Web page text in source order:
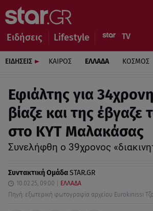
Ειδήσεις Lifestyle
ΕΙΔΗΣΕΙΣ ΚΑΙΡΟΣ ΕΛΛΑΔΑ ΚΟΣΜΟΣ
Εφιάλτης για
βίαζε και της έβγαζε
στο ΚΥΤ Μαλακάσας
Συνελήφθη ο 39χρονος
Συντακτική ΟμάδαSTAR.GR
10.02.25, 09:00
ΕΛΛΑΔΑ
Πηγή: εξωτερική φωτογραφία αρχείου Eurokinissi